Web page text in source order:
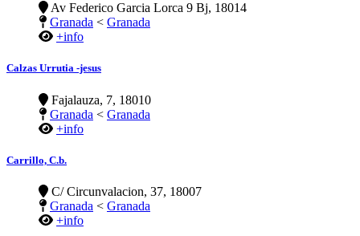
Av Federico Garcia Lorca 9 Bj, 18014
Granada < Granada
+info
Calzas Urrutia -jesus
Fajalauza, 7, 18010
Granada < Granada
+info
Carrillo, C.b.
C/ Circunvalacion, 37, 18007
Granada < Granada
+info